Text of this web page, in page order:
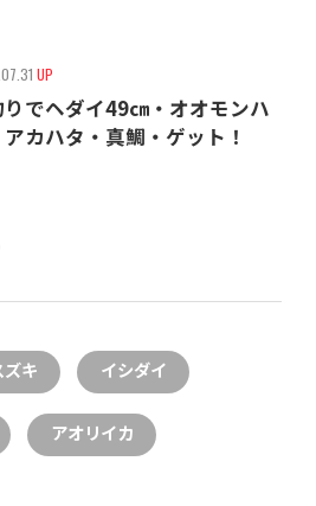
UP
でヘダイ49㎝・オオモンハ
カハタ・真鯛・ゲット！
ズキ イシダイ
アオリイカ